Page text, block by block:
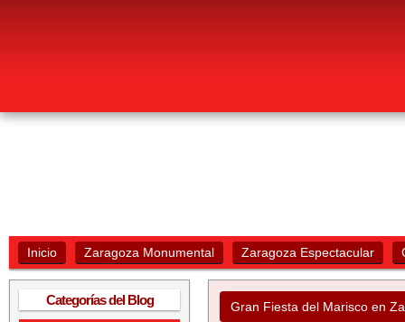
Inicio Zaragoza Monumental Zaragoza Espectacular
Categorías del Blog Gran Fiesta del Marisco en